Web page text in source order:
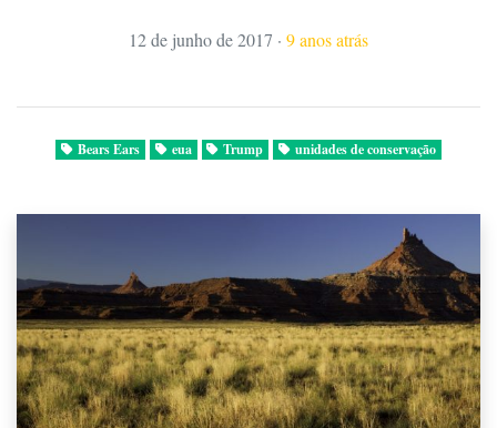
12 de junho de 2017 · 9 anos atrás
Bears Ears eua Trump unidades de conservação